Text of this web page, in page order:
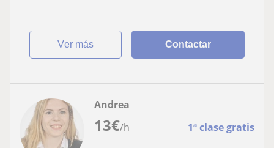
ver más Contactar
13€/h 1ª clase gratis
Andrea